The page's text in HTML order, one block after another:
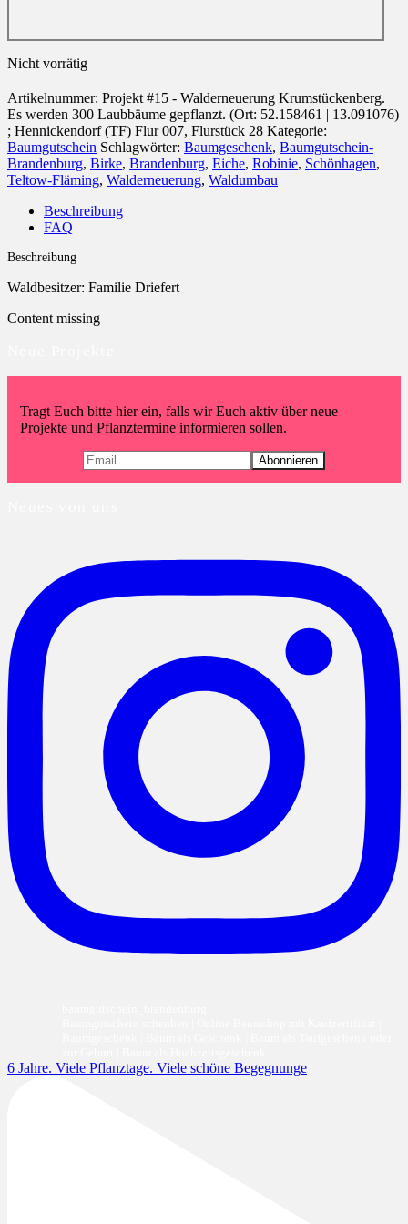
Nicht vorrätig
Artikelnummer: Projekt #15 - Walderneuerung Krumstückenberg.
Es werden 300 Laubbäume gepflanzt. (Ort: 52.158461 | 13.091076)
; Hennickendorf (TF) Flur 007, Flurstück 28 Kategorie:
Baumgutschein Schlagwörter: Baumgeschenk, Baumgutschein-
Brandenburg, Birke, Brandenburg, Eiche, Robinie, Schönhagen,
Teltow-Fläming, Walderneuerung, Waldumbau
Beschreibung
FAQ
Beschreibung
Waldbesitzer: Familie Driefert
Content missing
Tragt Euch bitte hier ein, falls wir Euch aktiv über neue
Projekte und Pflanztermine informieren sollen.
6 Jahre. Viele Pflanztage. Viele schöne Begegnunge